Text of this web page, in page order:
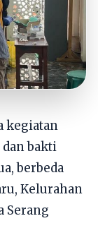
kegiatan
bakti
berbeda
Kelurahan
Serang